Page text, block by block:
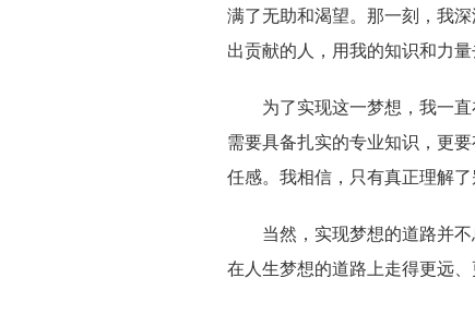
满了无助和渴望。那一刻，我
出贡献的人，用我的知识和力量
为了实现这一梦想，我一
需要具备扎实的专业知识，更
任感。我相信，只有真正理解
当然，实现梦想的道路并
在人生梦想的道路上走得更远、